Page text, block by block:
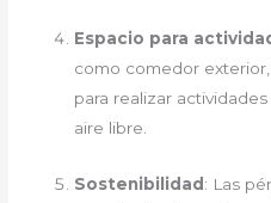
Espacio para
como comedor
para realizar
aire libre.
Sostenibilidad : Las